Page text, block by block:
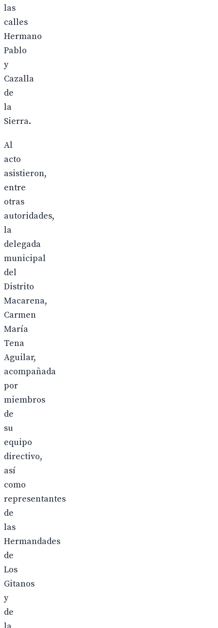
las
calles
Hermano
Pablo
y
Cazalla
de
la
Sierra.
Al
acto
asistieron,
entre
otras
autoridades,
la
delegada
municipal
del
Distrito
Macarena,
Carmen
María
Tena
Aguilar,
acompañada
por
miembros
de
su
equipo
directivo,
así
como
representantes
de
las
Hermandades
de
Los
Gitanos
y
de